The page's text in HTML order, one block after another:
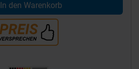
In den Warenkorb